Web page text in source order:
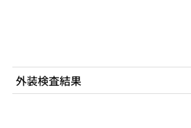
外装検査結果